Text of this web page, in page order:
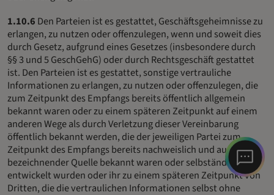
1.10.6 Den Parteien ist es gestattet, Geschäftsgeheimnisse zu
erlangen, zu nutzen oder offenzulegen, wenn und soweit dies
durch Gesetz, aufgrund eines Gesetzes (insbesondere durch
§§ 3 und 5 GeschGehG) oder durch Rechtsgeschäft gestattet
ist. Den Parteien ist es gestattet, sonstige vertrauliche
Informationen zu erlangen, zu nutzen oder offenzulegen, die
zum Zeitpunkt des Empfangs bereits öffentlich allgemein
bekannt waren oder zu einem späteren Zeitpunkt auf einem
anderen Wege als durch Verletzung dieser Vereinbarung
öffentlich bekannt werden, die der jeweiligen Partei zum
Zeitpunkt des Empfangs bereits nachweislich und aus zu
bezeichnender Quelle bekannt waren oder selbständig
entwickelt wurden oder ihr zu einem späteren Zeitpunkt von
Dritten, die die vertraulichen Informationen selbst ohne